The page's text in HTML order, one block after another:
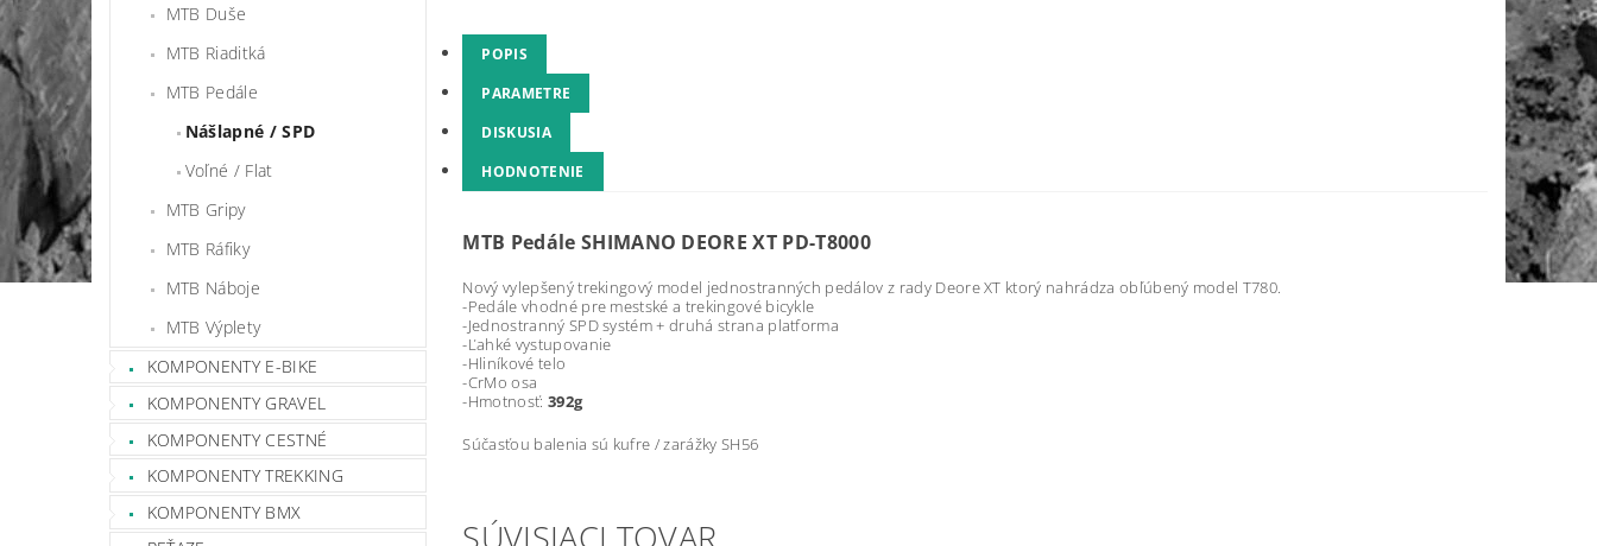
MTB Duše
MTB Riaditká
MTB Pedále
Nášlapné / SPD
Voľné / Flat
MTB Gripy
MTB Ráfiky
MTB Náboje
MTB Výplety
KOMPONENTY E-BIKE
KOMPONENTY GRAVEL
KOMPONENTY CESTNÉ
KOMPONENTY TREKKING
KOMPONENTY BMX
POPIS
PARAMETRE
DISKUSIA
HODNOTENIE
MTB Pedále SHIMANO DEORE XT PD-T8000
Nový vylepšený trekingový model jednostranných pedálov z rady Deore XT ktorý nahrádza obľúbený model T780.
-Pedále vhodné pre mestské a trekingové bicykle
-Jednostranný SPD systém + druhá strana platforma
-Ľahké vystupovanie
-Hliníkové telo
-CrMo osa
-Hmotnosť: 392g
Súčasťou balenia sú kufre / zarážky SH56
SÚVISIACI TOVAR